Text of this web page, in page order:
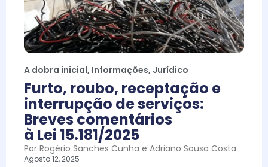
A dobra inicial, Informações, Jurídico
Furto, roubo, receptação e
interrupção de serviços:
Breves comentários
à Lei 15.181/2025
Por Rogério Sanches Cunha e Adriano Sousa Costa
Agosto 12, 2025